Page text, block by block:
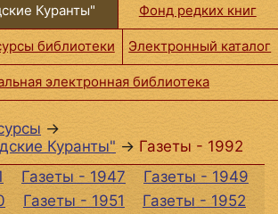
Куранты" Фонд редких книг
библиотеки Электронный каталог
электронная библиотека
→
Куранты" → Газеты - 1992
Газеты - 1947
Газеты - 1949
Газеты - 1951
Газеты - 1952